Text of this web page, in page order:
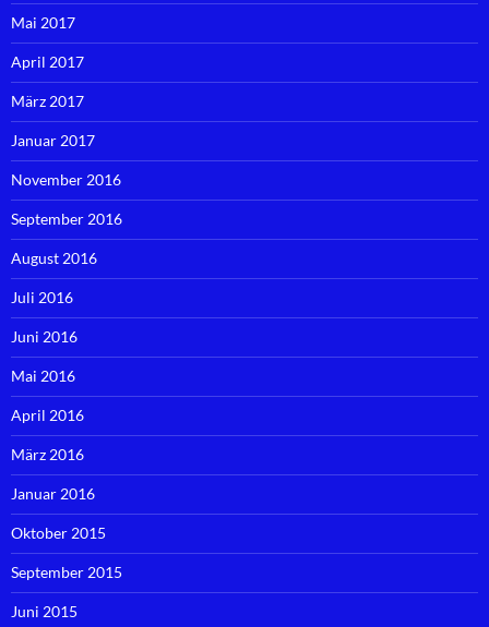
Mai 2017
April 2017
März 2017
Januar 2017
November 2016
September 2016
August 2016
Juli 2016
Juni 2016
Mai 2016
April 2016
März 2016
Januar 2016
Oktober 2015
September 2015
Juni 2015